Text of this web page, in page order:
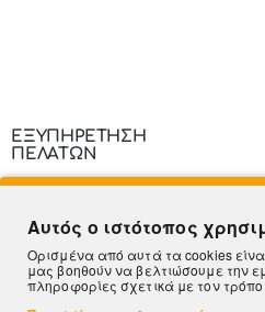
ΕΞΥΠΗΡΕΤΗΣΗ
ΠΕΛΑΤΩΝ
Τρόποι Πληρωμής
Πληροφορίες Αποστολής
Αυτός ο ιστότοπος
Ορισμένα από αυτά τα cookies
μας βοηθούν να βελτιώσουμε την
πληροφορίες σχετικά με τον